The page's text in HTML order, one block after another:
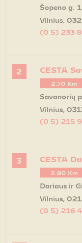
Šopeno g.
Vilnius,
(0 5) 233
2 CESTA
2.70 Km
Savanorių
Vilnius,
(0 5) 215
3 CESTA
2.80 Km
Dariaus ir
Vilnius,
(0 5) 216